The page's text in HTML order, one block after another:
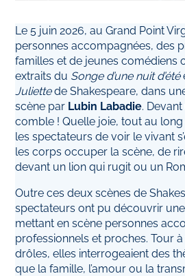
Le 5 juin 2026, au Grand Point
personnes accompagnées, des
familles et de jeunes comédiens
extraits du Songe d’une nuit d’été
Juliettede Shakespeare, dans
scène par Lubin Labadie.
comble ! Quelle joie, tout au
les spectateurs de voir le vivant
les corps occuper la scène, de
devant un lion qui rugit ou un
Outre ces deux scènes de
spectateurs ont pu découvrir
mettant en scène personnes
professionnels et proches. Tour
drôles, elles interrogeaient des
que la famille, l’amour ou la